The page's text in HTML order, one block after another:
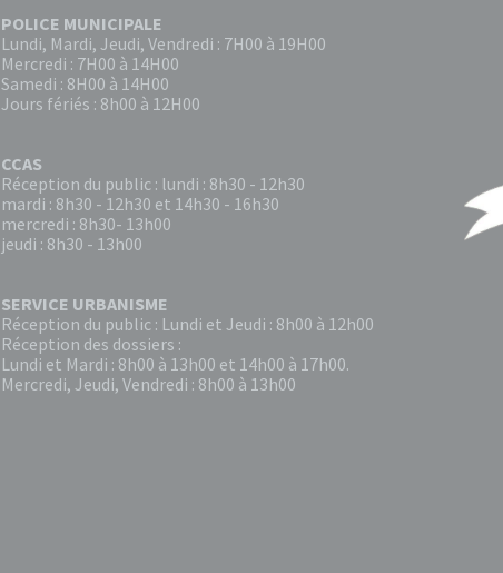
POLICE MUNICIPALE
Lundi, Mardi, Jeudi, Vendredi : 7H00 à 19H00
Mercredi : 7H00 à 14H00
Samedi : 8H00 à 14H00
Jours fériés : 8h00 à 12H00
CCAS
Réception du public : lundi : 8h30 - 12h30
mardi : 8h30 - 12h30 et 14h30 - 16h30
mercredi : 8h30- 13h00
jeudi : 8h30 - 13h00
SERVICE URBANISME
Réception du public : Lundi et Jeudi : 8h00 à 12h00
Réception des dossiers :
Lundi et Mardi : 8h00 à 13h00 et 14h00 à 17h00.
Mercredi, Jeudi, Vendredi : 8h00 à 13h00